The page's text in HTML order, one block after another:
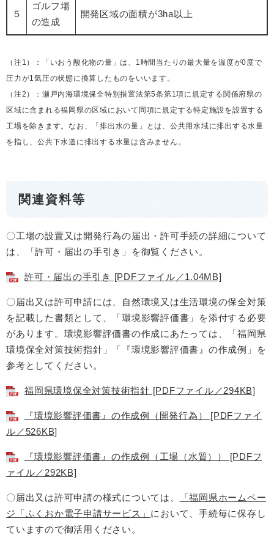
５
ゴルフ場
の造成
開発区域の面積が3ha以上
（注1）：「いおう酸化物の量」は、1時間当たりの最大量を温度が0度で
圧力が1気圧の状態に換算したものをいいます。
（注2）：瀬戸内海環境保全特別措置法第5条第1項に規定する関係府県の
区域に含まれる福岡県の区域において同項に規定する特定施設を設置する
工場を除きます。なお、「排出水の量」とは、公共用水域に排出する水量
を指し、公共下水道に排出する水量は含みません。
関連資料等
〇工場の設置又は開発行為の届出・許可手続の詳細について
は、「許可・届出の手引き」を御覧ください。
許可・届出の手引き [PDFファイル／1.04MB]
〇届出又は許可申請には、自然環境又は生活環境の保全対策
を記載した書類として、「環境影響評価書」を添付する必要
があります。環境影響評価書の作成にあたっては、「福岡県
環境保全対策技術指針」「『環境影響評価書』の作成例」を
参考としてください。
福岡県環境保全対策技術指針 [PDFファイル／294KB]
『環境影響評価書』の作成例（開発行為） [PDFファイ
ル／526KB]
『環境影響評価書』の作成例（工場（水質）） [PDFフ
ァイル／292KB]
〇届出又は許可申請の様式については、 「福岡県ホームペー
ジ「ふくおか電子申請サービス」 において、手続毎に保存し
ていますので御活用ください。